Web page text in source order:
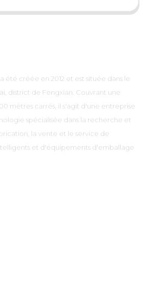
été créée en 2012 et est située dans le
district de Fengxian. Couvrant une
mètres carrés, il s'agit d'une entreprise
spécialisée dans la recherche et
la vente et le service de
et d'équipements d'emballage